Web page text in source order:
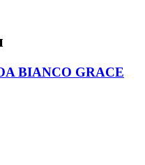
BIANCO GRACE